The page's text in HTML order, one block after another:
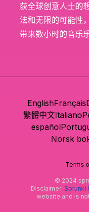
获全球创意人士的
法和无限的可能性，
带来数小时的音乐
EnglishFrançais
繁體中文Italiano
español
Norsk
Terms
© 2024
Disclaimer: Sprunki
website and is